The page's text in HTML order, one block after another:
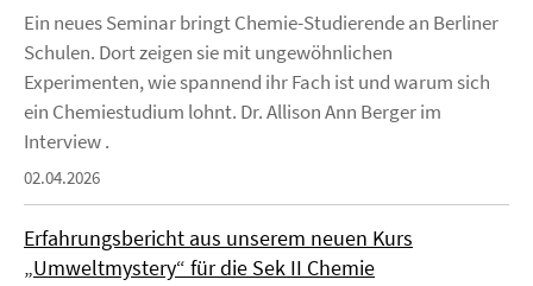
Ein neues Seminar bringt Chemie-Studierende an Berliner
Schulen. Dort zeigen sie mit ungewöhnlichen
Experimenten, wie spannend ihr Fach ist und warum sich
ein Chemiestudium lohnt. Dr. Allison Ann Berger im
Interview .
02.04.2026
Erfahrungsbericht aus unserem neuen Kurs
„Umweltmystery“ für die Sek II Chemie